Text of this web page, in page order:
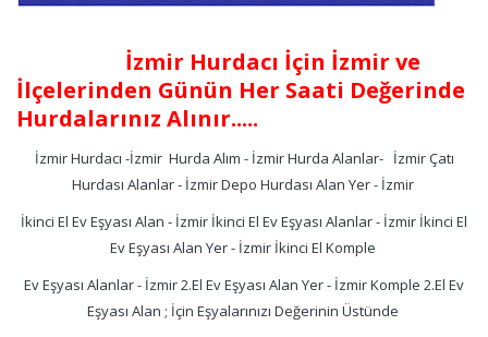
İzmir Hurdacı İçin İzmir ve
İlçelerinden Günün Her Saati Değerinde
Hurdalarınız Alınır.....
İzmir Hurdacı -İzmir Hurda Alım - İzmir Hurda Alanlar- İzmir Çatı
Hurdası Alanlar - İzmir Depo Hurdası Alan Yer - İzmir
İkinci El Ev Eşyası Alan - İzmir İkinci El Ev Eşyası Alanlar - İzmir İkinci El
Ev Eşyası Alan Yer - İzmir İkinci El Komple
Ev Eşyası Alanlar - İzmir 2.El Ev Eşyası Alan Yer - İzmir Komple 2.El Ev
Eşyası Alan ; İçin Eşyalarınızı Değerinin Üstünde